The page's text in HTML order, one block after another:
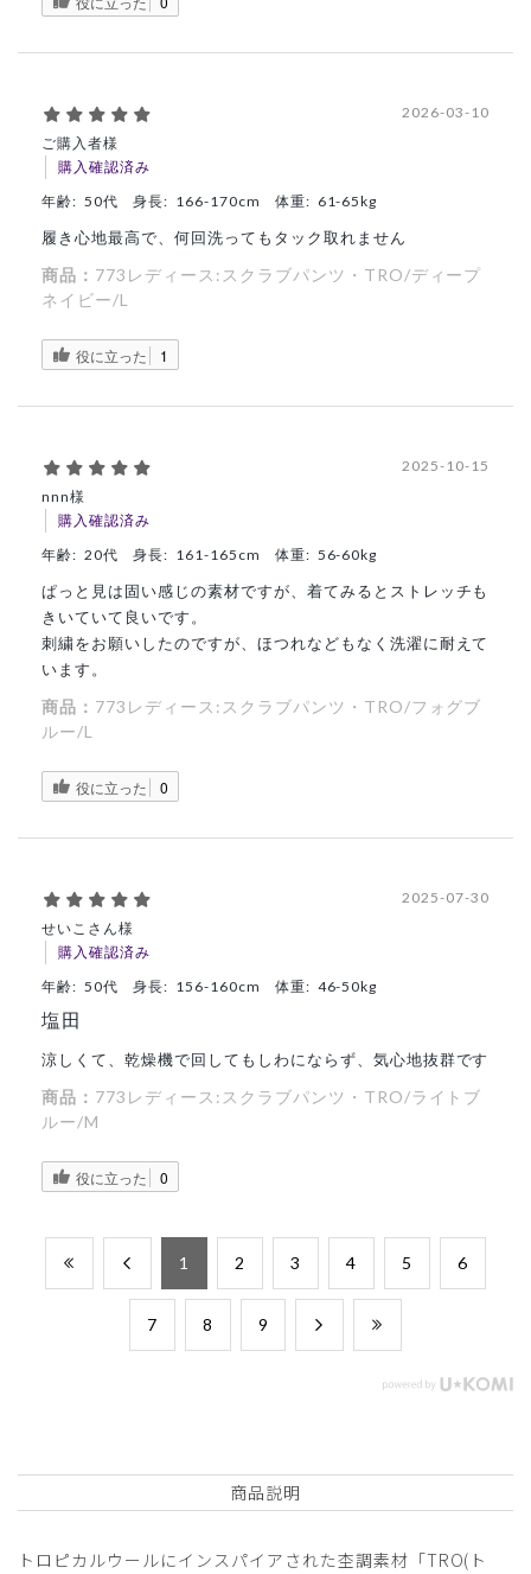
ご購入者様
購入確認済み
2026-03-10
年齢: 50代 身長: 166-170cm 体重: 61-65kg
履き心地最高で、何回洗ってもタック取れません
商品： 773レディース:スクラブパンツ・TRO/ディープ
ネイビー/L
役に立った 1
nnn様
購入確認済み
2025-10-15
年齢: 20代 身長: 161-165cm 体重: 56-60kg
ぱっと見は固い感じの素材ですが、着てみるとストレッチも
きいていて良いです。
刺繍をお願いしたのですが、ほつれなどもなく洗濯に耐えて
います。
商品： 773レディース:スクラブパンツ・TRO/フォグブ
ルー/L
役に立った 0
せいこさん様
購入確認済み
2025-07-30
年齢: 50代 身長: 156-160cm 体重: 46-50kg
塩田
涼しくて、乾燥機で回してもしわにならず、気心地抜群です
商品： 773レディース:スクラブパンツ・TRO/ライトブ
ルー/M
役に立った 0
​1 ​2 ​3 ​4 ​5 ​6
​7 ​8 ​9
商品説明
トロピカルウールにインスパイアされた杢調素材「TRO(ト